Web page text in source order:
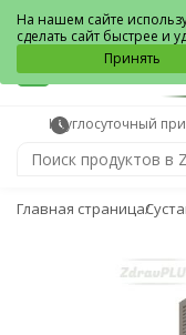
Карталы
Круглосуточный
Главная страница
На нашем сайте
сделать сайт быстрее и
Принять